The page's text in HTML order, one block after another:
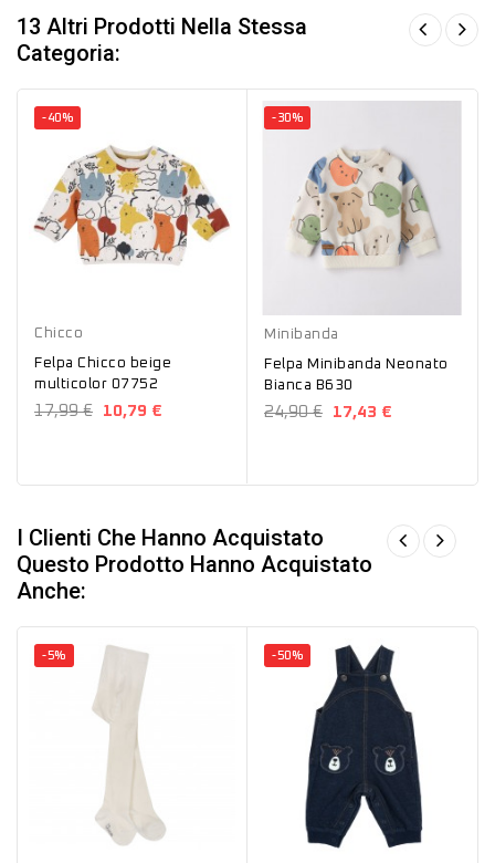
13 Altri Prodotti Nella Stessa
Categoria:
-40%
Chicco
Felpa Chicco beige
multicolor 07752
17,99 € 10,79 €
-30%
Minibanda
Felpa Minibanda Neonato
Bianca B630
24,90 € 17,43 €
I Clienti Che Hanno Acquistato
Questo Prodotto Hanno Acquistato
Anche:
-5% -50%